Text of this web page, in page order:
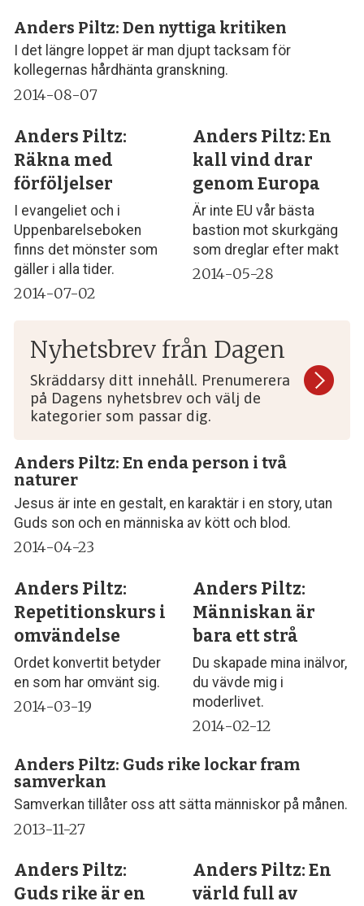
Anders Piltz: Den nyttiga kritiken
I det längre loppet är man djupt tacksam för
kollegernas hårdhänta granskning.
2014-08-07
Anders Piltz:
Räkna med
förföljelser
I evangeliet och i
Uppenbarelseboken
finns det mönster som
gäller i alla tider.
2014-07-02
Anders Piltz: En
kall vind drar
genom Europa
Är inte EU vår bästa
bastion mot skurkgäng
som dreglar efter makt
2014-05-28
Nyhetsbrev från Dagen
Skräddarsy ditt innehåll. Prenumerera
på Dagens nyhetsbrev och välj de
kategorier som passar dig.
Anders Piltz: En enda person i två
naturer
Jesus är inte en gestalt, en karaktär i en story, utan
Guds son och en människa av kött och blod.
2014-04-23
Anders Piltz:
Repetitionskurs i
omvändelse
Ordet konvertit betyder
en som har omvänt sig.
2014-03-19
Anders Piltz:
Människan är
bara ett strå
Du skapade mina inälvor,
du vävde mig i
moderlivet.
2014-02-12
Anders Piltz: Guds rike lockar fram
samverkan
Samverkan tillåter oss att sätta människor på månen.
2013-11-27
Anders Piltz:
Guds rike är en
Anders Piltz: En
värld full av